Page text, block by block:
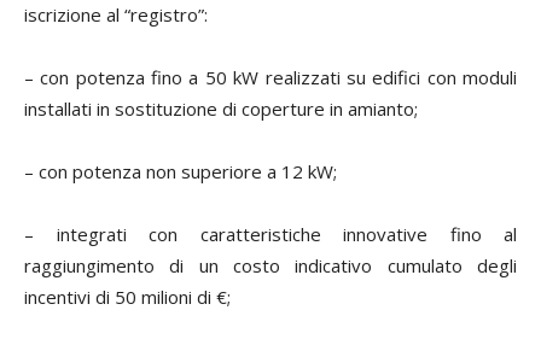
iscrizione al “registro”:
– con potenza fino a 50 kW realizzati su edifici con moduli
installati in sostituzione di coperture in amianto;
– con potenza non superiore a 12 kW;
– integrati con caratteristiche innovative fino al
raggiungimento di un costo indicativo cumulato degli
incentivi di 50 milioni di €;